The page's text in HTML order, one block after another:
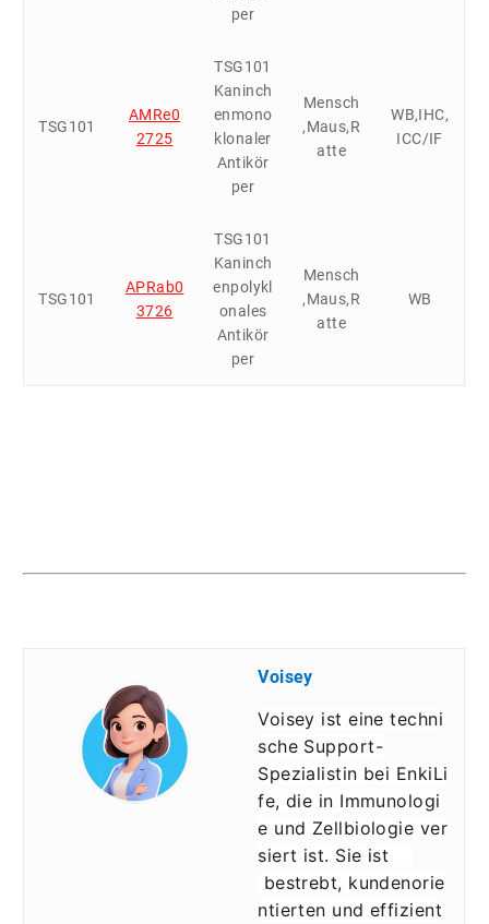
per
TSG101
AMRe0
2725
TSG101
Kaninch
enmono
klonaler
Antikör
per
Mensch
,Maus,R
atte
WB,IHC,
ICC/IF
TSG101
APRab0
3726
TSG101
Kaninch
enpolykl
onales
Antikör
per
Mensch
,Maus,R
atte
WB
Voisey
Voisey ist eine techni
sche Support-
Spezialistin bei EnkiLi
fe, die in Immunologi
e und Zellbiologie ver
siert ist. Sie ist
bestrebt, kundenorie
ntierten und effizient